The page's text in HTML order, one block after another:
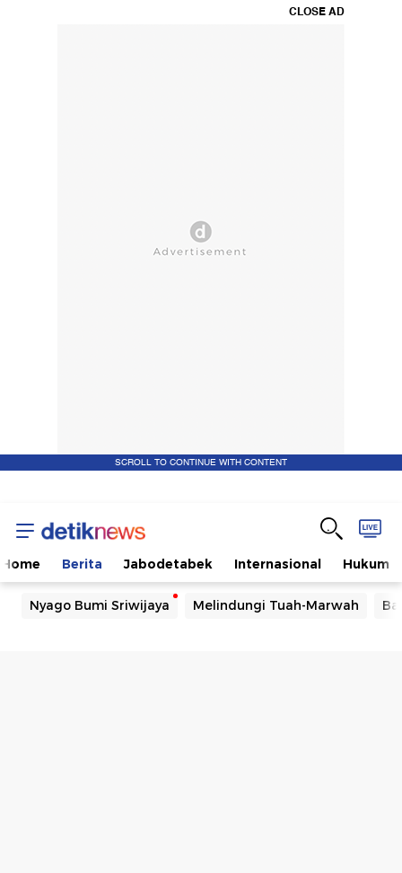
CLOSE AD
SCROLL TO CONTINUE WITH CONTENT
Home Berita Jabodetabek Internasional Hukum
Nyago Bumi Sriwijaya Melindungi Tuah-Marwah